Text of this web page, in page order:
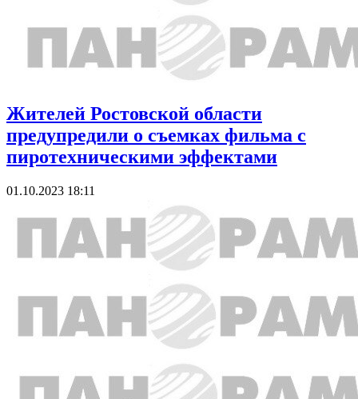
Жителей Ростовской области
предупредили о съемках фильма с
пиротехническими эффектами
01.10.2023 18:11